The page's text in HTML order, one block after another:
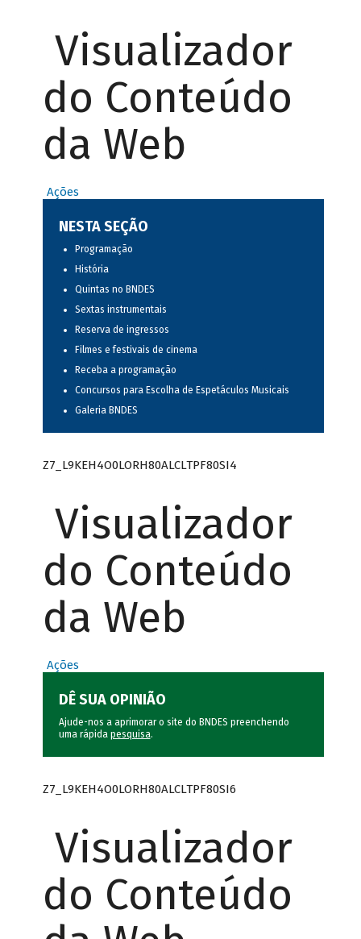
Visualizador
do Conteúdo
da Web
Ações
NESTA SEÇÃO
Programação
História
Quintas no BNDES
Sextas instrumentais
Reserva de ingressos
Filmes e festivais de cinema
Receba a programação
Concursos para Escolha de Espetáculos Musicais
Galeria BNDES
Z7_L9KEH4O0LORH80ALCLTPF80SI4
Visualizador
do Conteúdo
da Web
Ações
DÊ SUA OPINIÃO
Ajude-nos a aprimorar o site do BNDES preenchendo
uma rápida pesquisa.
Z7_L9KEH4O0LORH80ALCLTPF80SI6
Visualizador
do Conteúdo